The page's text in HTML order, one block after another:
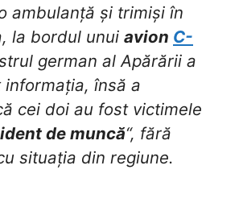
ambulanță și trimiși în
la bordul unui avion C-
german al Apărării a
informația, însă a
cei doi au fost victimele
de muncă“, fără
situația din regiune.